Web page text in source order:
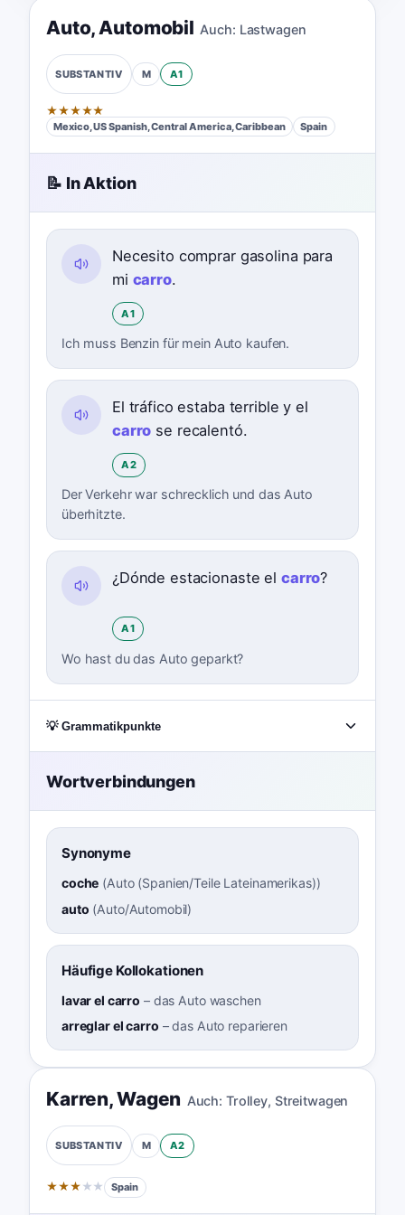
Auto, Automobil Auch: Lastwagen
SUBSTANTIV M A1
★★★★★
Mexico, US Spanish, Central America, Caribbean Spain
📝 In Aktion
Necesito comprar gasolina para
mi carro.
A1
Ich muss Benzin für mein Auto kaufen.
El tráfico estaba terrible y el
carro se recalentó.
A2
Der Verkehr war schrecklich und das Auto
überhitzte.
¿Dónde estacionaste el carro?
A1
Wo hast du das Auto geparkt?
💡 Grammatikpunkte
Wortverbindungen
Synonyme
coche (Auto (Spanien/Teile Lateinamerikas))
auto (Auto/Automobil)
Häufige Kollokationen
lavar el carro – das Auto waschen
arreglar el carro –das Auto reparieren
Karren,Wagen Auch: Trolley, Streitwagen
SUBSTANTIV M A2
★★★ ★ ★ Spain